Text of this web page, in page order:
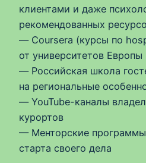
клиентами и даже
рекомендованных
— Coursera (курсы по
от университетов
— Российская школа
на региональные
— YouTube-каналы
курортов
— Менторские
старта своего дела